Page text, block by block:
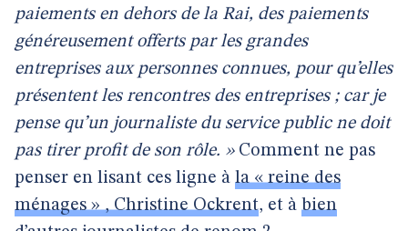
paiements en dehors de la Rai, des paiements
généreusement offerts par les grandes
entreprises aux personnes connues, pour qu’elles
présentent les rencontres des entreprises ; car je
pense qu’un journaliste du service public ne doit
pas tirer profit de son rôle. » Comment ne pas
penser en lisant ces ligne à la « reine des
ménages » , Christine Ockrent, et à bien